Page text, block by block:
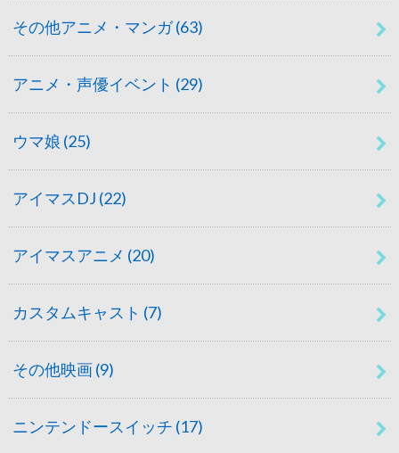
その他アニメ・マンガ(63)
アニメ・声優イベント (29)
ウマ娘 (25)
アイマスDJ (22)
アイマスアニメ (20)
カスタムキャスト (7)
その他映画(9)
ニンテンドースイッチ (17)